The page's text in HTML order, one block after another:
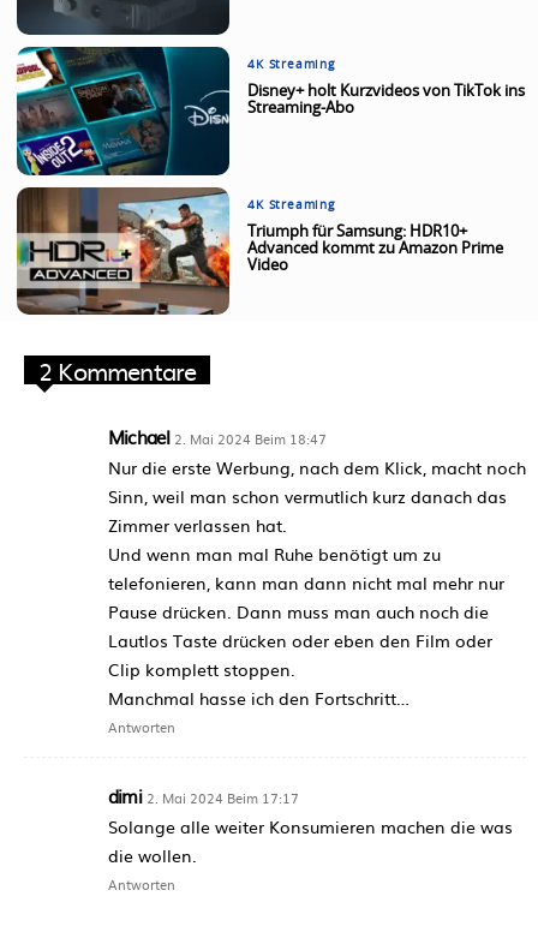
4K Streaming
Disney+ holt Kurzvideos von TikTok ins
Streaming-Abo
4K Streaming
Triumph für Samsung: HDR10+
Advanced kommt zu Amazon Prime
Video
2 Kommentare
Michael 2. Mai 2024 Beim 18:47
Nur die erste Werbung, nach dem Klick, macht noch
Sinn, weil man schon vermutlich kurz danach das
Zimmer verlassen hat.
Und wenn man mal Ruhe benötigt um zu
telefonieren, kann man dann nicht mal mehr nur
Pause drücken. Dann muss man auch noch die
Lautlos Taste drücken oder eben den Film oder
Clip komplett stoppen.
Manchmal hasse ich den Fortschritt…
Antworten
dimi 2. Mai 2024 Beim 17:17
Solange alle weiter Konsumieren machen die was
die wollen.
Antworten